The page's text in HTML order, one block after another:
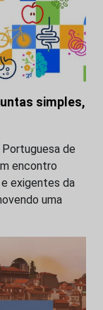
simples,
de
encontro
exigentes da
uma